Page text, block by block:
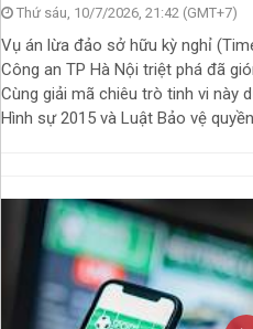
Thứ sáu, 10/7/2026, 21:42 (GMT+7)
Vụ án lừa đảo sở hữu kỳ nghỉ
Công an TP Hà Nội triệt phá đã
Cùng giải mã chiêu trò tinh vi này
Hình sự 2015 và Luật Bảo vệ